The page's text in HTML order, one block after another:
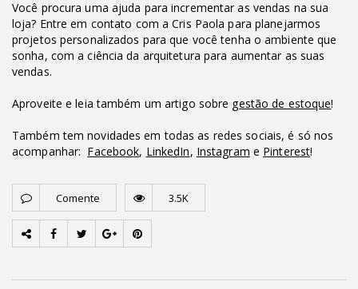
Você procura uma ajuda para incrementar as vendas na sua
loja? Entre em contato com a Cris Paola para planejarmos
projetos personalizados para que você tenha o ambiente que
sonha, com a ciência da arquitetura para aumentar as suas
vendas.
Aproveite e leia também um artigo sobre gestão de estoque!
Também tem novidades em todas as redes sociais, é só nos
acompanhar: Facebook, LinkedIn, Instagram e Pinterest!
Comente 3.5K